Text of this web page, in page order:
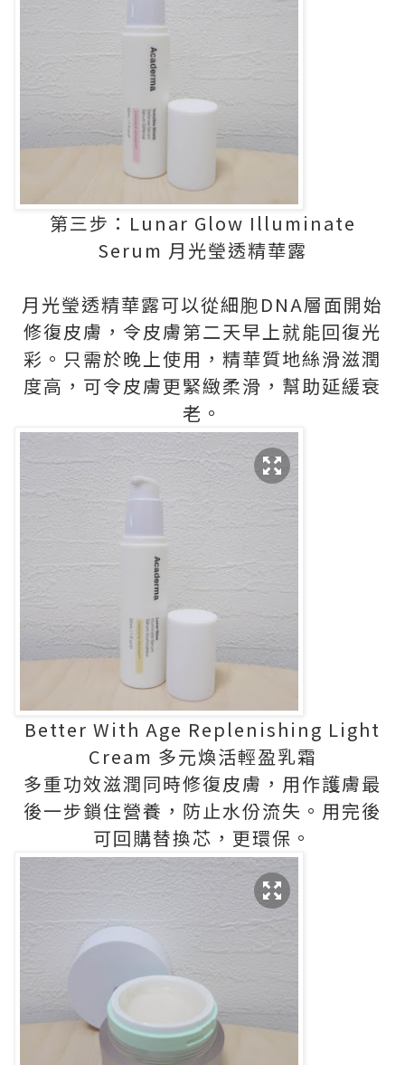
第三步：Lunar Glow Illuminate
Serum 月光瑩透精華露
月光瑩透精華露可以從細胞DNA層面開始
修復皮膚，令皮膚第二天早上就能回復光
彩。只需於晚上使用，精華質地絲滑滋潤
度高，可令皮膚更緊緻柔滑，幫助延緩衰
老。
Better With Age Replenishing Light
Cream 多元煥活輕盈乳霜
多重功效滋潤同時修復皮膚，用作護膚最
後一步鎖住營養，防止水份流失。用完後
可回購替換芯，更環保。